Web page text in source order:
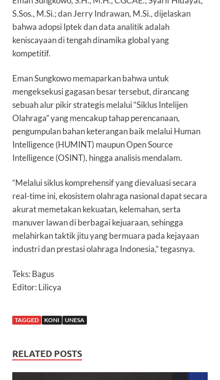
S.Sos., M.Si.; dan Jerry Indrawan, M.Si., dijelaskan
bahwa adopsi Iptek dan data analitik adalah
keniscayaan di tengah dinamika global yang
kompetitif.
Eman Sungkowo memaparkan bahwa untuk
mengeksekusi gagasan besar tersebut, dirancang
sebuah alur pikir strategis melalui “Siklus Intelijen
Olahraga” yang mencakup tahap perencanaan,
pengumpulan bahan keterangan baik melalui Human
Intelligence (HUMINT) maupun Open Source
Intelligence (OSINT), hingga analisis mendalam.
“Melalui siklus komprehensif yang dievaluasi secara
real-time ini, ekosistem olahraga nasional dapat secara
akurat memetakan kekuatan, kelemahan, serta
manuver lawan di berbagai kejuaraan, sehingga
melahirkan taktik jitu yang bermuara pada kejayaan
industri dan prestasi olahraga Indonesia,” tegasnya.
Teks: Bagus
Editor: Lilicya
TAGGED KONI UNESA
RELATED POSTS